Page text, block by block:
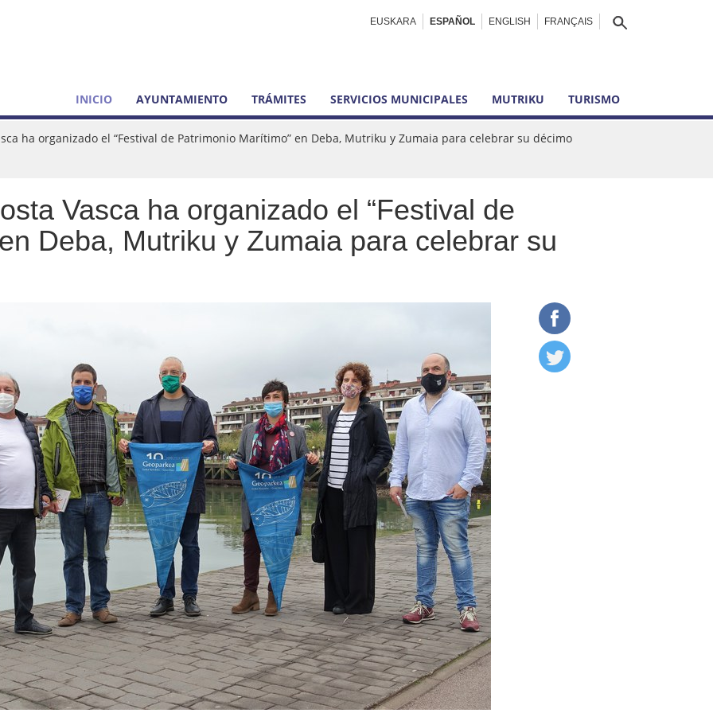
EUSKARA ESPAÑOL ENGLISH FRANÇAIS
INICIO AYUNTAMIENTO TRÁMITES SERVICIOS MUNICIPALES MUTRIKU TURISMO
ha organizado el “Festival de Patrimonio Marítimo” en Deba, Mutriku y Zumaia para celebrar su décimo
Vasca ha organizado el “Festival de
Deba, Mutriku y Zumaia para celebrar su